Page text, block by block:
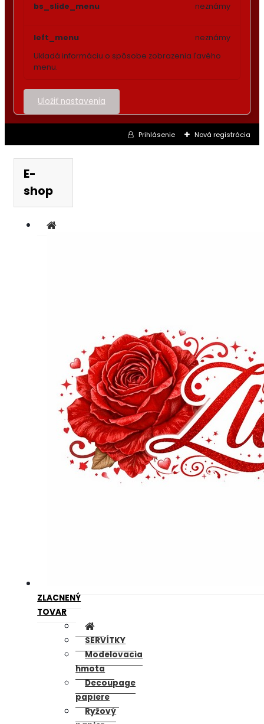
bs_slide_menu neznámy
left_menu
Ukladá informáciu o spôsobe zobrazenia ľavého
menu.
neznámy
Uložiť nastavenia
Prihlásenie Nová registrácia
E-
shop
ZLACNENÝ
TOVAR
SERVÍTKY
Modelovacia
hmota
Decoupage
papiere
Ryžový